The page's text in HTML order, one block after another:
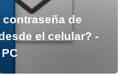
de
el celular? -